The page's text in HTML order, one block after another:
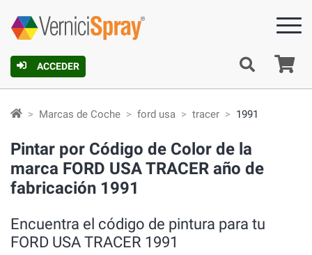
ACCEDER
Marcas de Coche ford usa tracer 1991
Pintar por Código de Color de la
marca FORD USA TRACER año de
fabricación 1991
Encuentra el código de pintura para tu
FORD USA TRACER 1991